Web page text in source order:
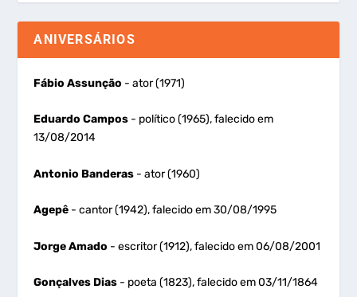
ANIVERSÁRIOS
Fábio Assunção - ator (1971)
Eduardo Campos - político (1965), falecido em
13/08/2014
Antonio Banderas - ator (1960)
Agepê - cantor (1942), falecido em 30/08/1995
Jorge Amado - escritor (1912), falecido em 06/08/2001
Gonçalves Dias - poeta (1823), falecido em 03/11/1864